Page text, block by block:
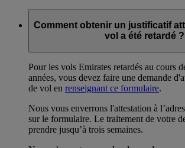
Comment obtenir un justificatif
vol a été retardé ?
Pour les vols Emirates retardés au cours
années, vous devez faire une demande
de vol en renseignant ce formulaire.
Nous vous enverrons l'attestation à
sur le formulaire. Le traitement de votre
prendre jusqu’à trois semaines.